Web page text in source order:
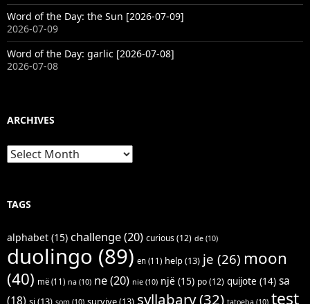
Word of the Day: the Sun [2026-07-09]
2026-07-09
Word of the Day: garlic [2026-07-08]
2026-07-08
ARCHIVES
Archives
TAGS
alphabet (15) challenge(20) curious(12) de (10)
duolingo (89) en (11) help(13) je (26) moon
(40) më (11) na (10) ne(20) nie (10) një (15) po(12) quijote (14) sa
(18) si(13) som (10) survive(13) syllabary(32) tatoeba (10) test